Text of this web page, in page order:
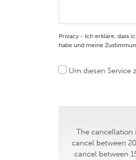
Privacy - Ich erkläre, dass
habe und meine
Um diesen Service
The cancellation
cancel between
cancel between